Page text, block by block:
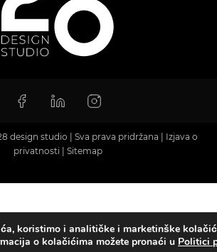
design studio | Sva prava pridržana | Izjava o
privatnosti
Sitemap
koristimo i analitičke i marketinške
o kolačićima možete pronaći u Politici